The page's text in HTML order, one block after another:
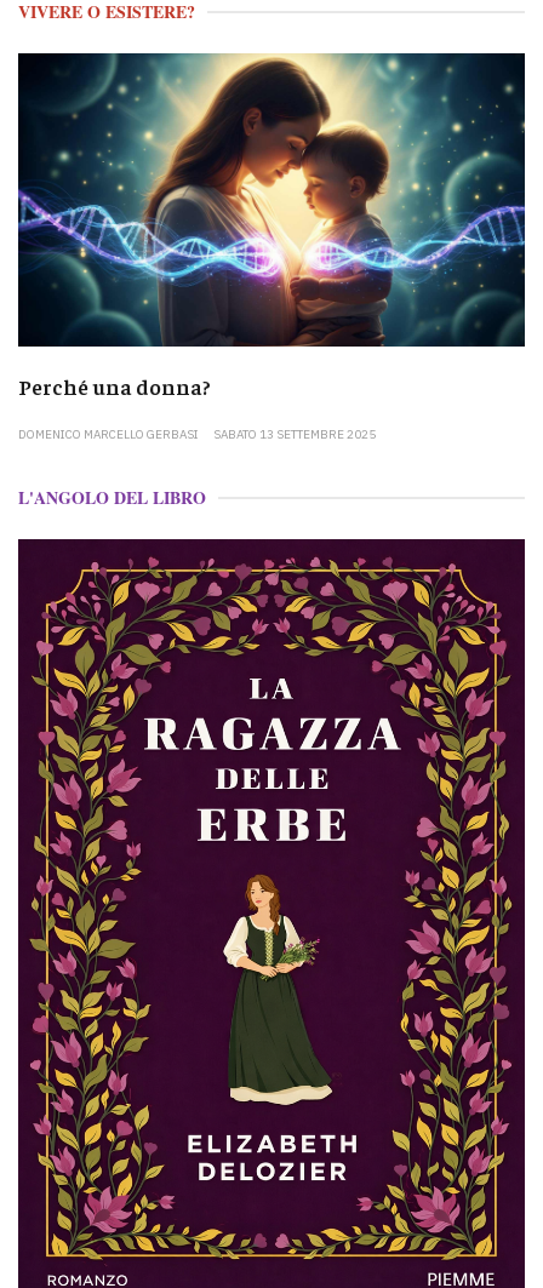
VIVERE O ESISTERE?
Perché una donna?
DOMENICO MARCELLO GERBASI SABATO 13 SETTEMBRE 2025
L'ANGOLO DEL LIBRO